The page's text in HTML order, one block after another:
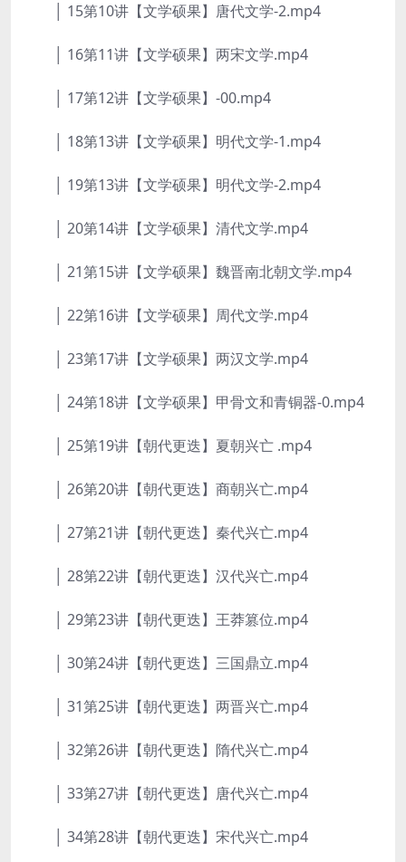
│ 15第10讲【文学硕果】唐代文学-2.mp4
│ 16第11讲【文学硕果】两宋文学.mp4
│ 17第12讲【文学硕果】-00.mp4
│ 18第13讲【文学硕果】明代文学-1.mp4
│ 19第13讲【文学硕果】明代文学-2.mp4
│ 20第14讲【文学硕果】清代文学.mp4
│ 21第15讲【文学硕果】魏晋南北朝文学.mp4
│ 22第16讲【文学硕果】周代文学.mp4
│ 23第17讲【文学硕果】两汉文学.mp4
│ 24第18讲【文学硕果】甲骨文和青铜器-0.mp4
│ 25第19讲【朝代更迭】夏朝兴亡 .mp4
│ 26第20讲【朝代更迭】商朝兴亡.mp4
│ 27第21讲【朝代更迭】秦代兴亡.mp4
│ 28第22讲【朝代更迭】汉代兴亡.mp4
│ 29第23讲【朝代更迭】王莽篡位.mp4
│ 30第24讲【朝代更迭】三国鼎立.mp4
│ 31第25讲【朝代更迭】两晋兴亡.mp4
│ 32第26讲【朝代更迭】隋代兴亡.mp4
│ 33第27讲【朝代更迭】唐代兴亡.mp4
│ 34第28讲【朝代更迭】宋代兴亡.mp4